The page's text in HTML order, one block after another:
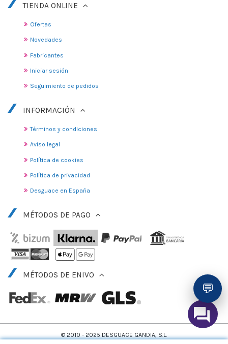
TIENDA ONLINE
Ofertas
Novedades
Fabricantes
Iniciar sesión
Seguimiento de pedidos
INFORMACIÓN
Términos y condiciones
Aviso legal
Política de cookies
Política de privacidad
Desguace en España
MÉTODOS DE PAGO
MÉTODOS DE ENIVO
💬
© 2010 - 2025 DESGUACE GANDIA, S.L.